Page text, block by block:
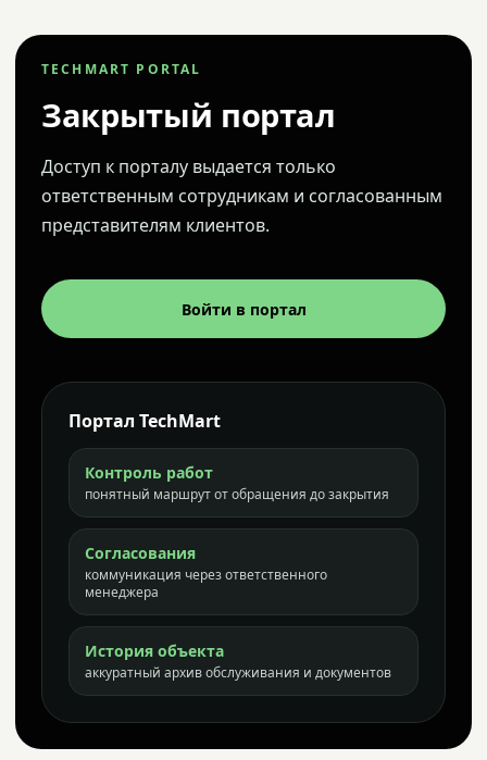
TECHMART PORTAL
Закрытый портал
Доступ к порталу выдается только
ответственным сотрудникам и согласованным
представителям клиентов.
Войти в портал
Портал TechMart
Контроль работ
понятный маршрут от обращения до закрытия
Согласования
коммуникация через ответственного
менеджера
История объекта
аккуратный архив обслуживания и документов